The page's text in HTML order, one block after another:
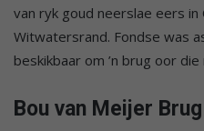
van ryk goud neerslae eers
Witwatersrand. Fondse was
beskikbaar om ’n brug oor
Bou van Meijer Brug